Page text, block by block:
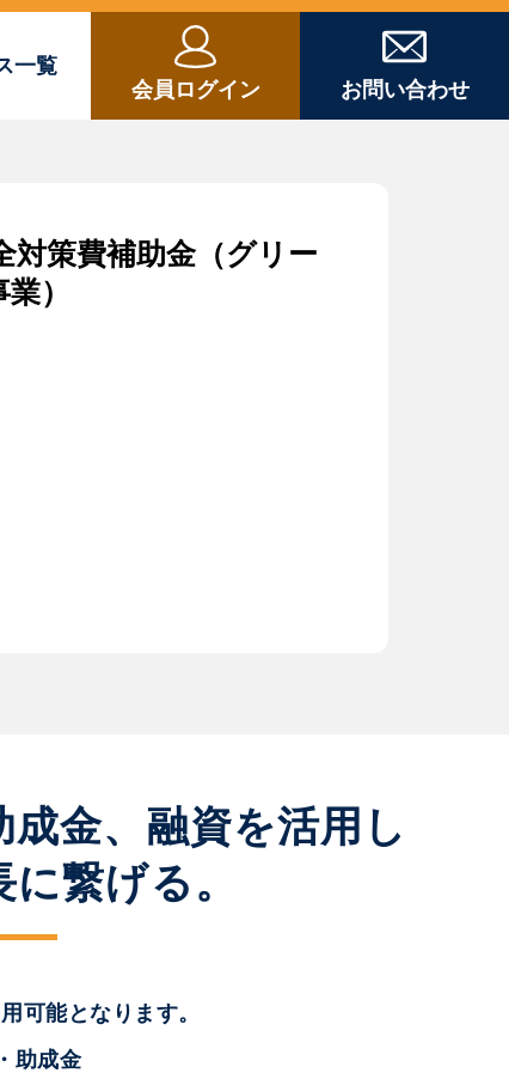
一覧
会員ログイン
お問い合わせ
対策費補助金（グリー
）
成金、融資を活用し
繋げる。
可能となります。
助成金